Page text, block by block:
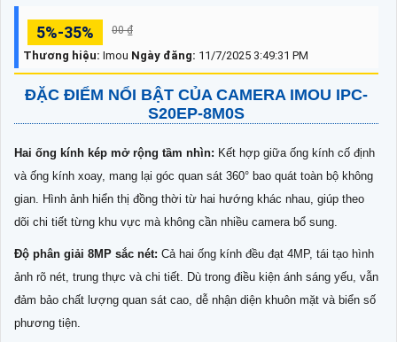
5%-35% 00 ₫
Thương hiệu: Imou Ngày đăng: 11/7/2025 3:49:31 PM
ĐẶC ĐIỂM NỔI BẬT CỦA CAMERA IMOU IPC-
S20EP-8M0S
Hai ống kính kép mở rộng tầm nhìn: Kết hợp giữa ống kính cố định
và ống kính xoay, mang lại góc quan sát 360° bao quát toàn bộ không
gian. Hình ảnh hiển thị đồng thời từ hai hướng khác nhau, giúp theo
dõi chi tiết từng khu vực mà không cần nhiều camera bổ sung.
Độ phân giải 8MP sắc nét: Cả hai ống kính đều đạt 4MP, tái tạo hình
ảnh rõ nét, trung thực và chi tiết. Dù trong điều kiện ánh sáng yếu, vẫn
đảm bảo chất lượng quan sát cao, dễ nhận diện khuôn mặt và biển số
phương tiện.